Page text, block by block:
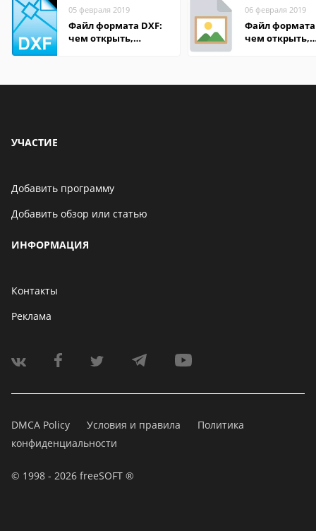
05 февраля 2019
Файл формата DXF:
чем открыть,
06 февраля 2019
Файл формата
чем открыть,
УЧАСТИЕ
Добавить программу
Добавить обзор или статью
ИНФОРМАЦИЯ
Контакты
Реклама
DMCA Policy Условия и правила
Политика
конфиденциальности
© 1998 - 2026 freeSOFT ®